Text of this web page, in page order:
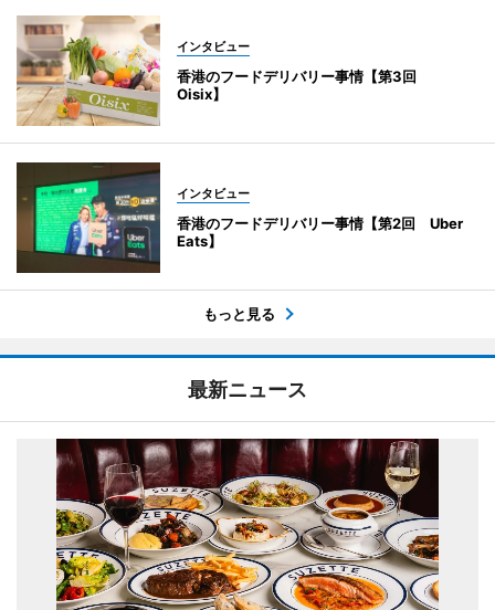
インタビュー
香港のフードデリバリー事情【第3回
Oisix】
インタビュー
香港のフードデリバリー事情【第2回 Uber
Eats】
もっと見る
最新ニュース